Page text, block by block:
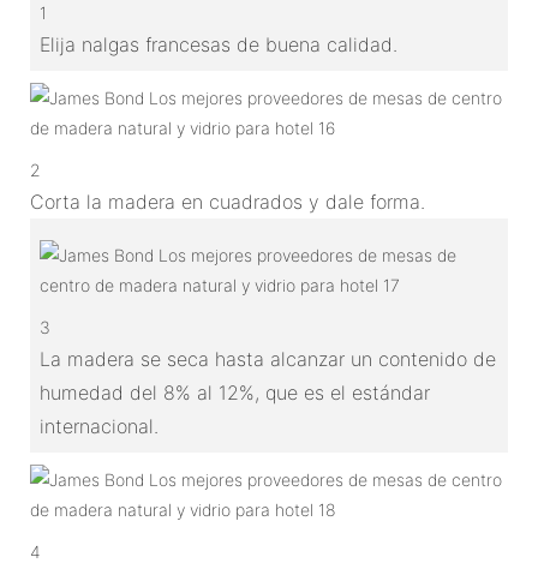
1
Elija nalgas francesas de buena calidad.
2
Corta la madera en cuadrados y dale forma.
3
La madera se seca hasta alcanzar un contenido de
humedad del 8% al 12%, que es el estándar
internacional.
4